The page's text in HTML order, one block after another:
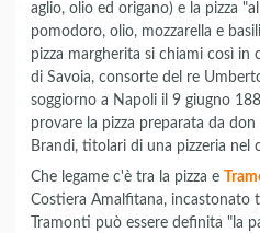
aglio, olio ed origano) e la pizza
pomodoro, olio, mozzarella e
pizza margherita si chiami così in
di Savoia, consorte del re
soggiorno a Napoli il 9 giugno
provare la pizza preparata da don
Brandi, titolari di una pizzeria nel
Che legame c'è tra la pizza e
Costiera Amalfitana, incastonato
Tramonti può essere definita "la